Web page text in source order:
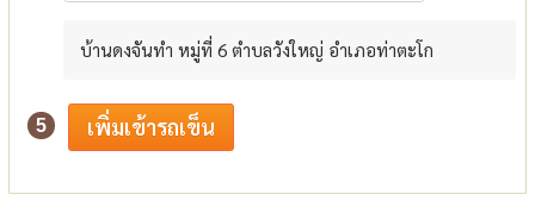
บ้านดงจันทำ หมู่ที่ 6 ตำบลวังใหญ่ อำเภอท่าตะโก
5